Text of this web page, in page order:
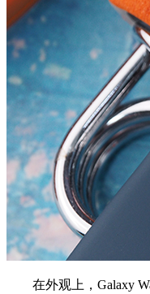
在外观上，Galaxy